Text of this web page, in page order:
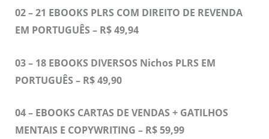
02 – 21 EBOOKS PLRS COM DIREITO DE REVENDA
EM PORTUGUÊS – R$ 49,94
03 – 18 EBOOKS DIVERSOS Nichos PLRS EM
PORTUGUÊS – R$ 49,90
04 – EBOOKS CARTAS DE VENDAS + GATILHOS
MENTAIS E COPYWRITING – R$ 59,99